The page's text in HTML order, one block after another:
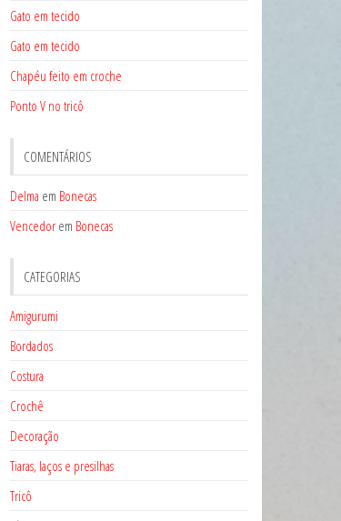
Gato em tecido
Gato em tecido
Chapéu feito em croche
Ponto V no tricô
COMENTÁRIOS
Delma em Bonecas
Vencedorem Bonecas
CATEGORIAS
Amigurumi
Bordados
Costura
Crochê
Decoração
Tiaras, laços e presilhas
Tricô